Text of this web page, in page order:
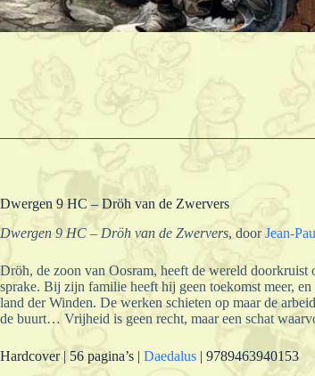
Dwergen 9 HC – Dröh van de Zwervers
Dwergen 9 HC – Dröh van de Zwervers, doorJean-
Dröh, de zoon van Oosram, heeft de wereld doorkruist
sprake. Bij zijn familie heeft hij geen toekomst meer,
land der Winden. De werken schieten op maar de
de buurt… Vrijheid is geen recht, maar een schat
Hardcover | 56 pagina’s | Daedalus | 9789463940153